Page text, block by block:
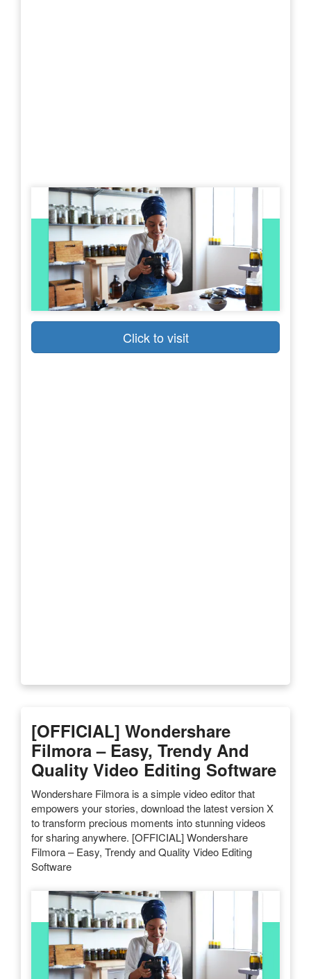
Click to visit
[OFFICIAL] Wondershare
Filmora – Easy, Trendy And
Quality Video Editing Software
Wondershare Filmora is a simple video editor that
empowers your stories, download the latest version X
to transform precious moments into stunning videos
for sharing anywhere. [OFFICIAL] Wondershare
Filmora – Easy, Trendy and Quality Video Editing
Software